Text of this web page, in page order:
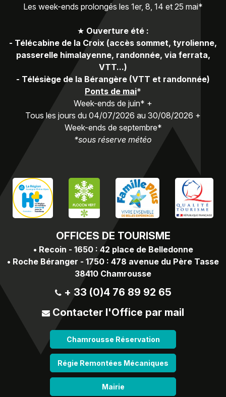
OFFICES DE TOURISME
• Recoin - 1650 : 42 place de Belledonne
• Roche Béranger - 1750 : 478 avenue du Père Tasse
38410 Chamrousse
+ 33 (0)4 76 89 92 65
Contacter l'Office par mail
Chamrousse Réservation
Régie Remontées Mécaniques
Mairie
Les week-ends prolongés les 1er, 8, 14 et 25 mai*
★ Ouverture été :
- Télécabine de la Croix (accès sommet, tyrolienne,
passerelle himalayenne, randonnée, via ferrata,
VTT...)
- Télésiège de la Bérangère (VTT et randonnée)
Ponts de mai*
Week-ends de juin* +
Tous les jours du 04/07/2026 au 30/08/2026 +
Week-ends de septembre*
*sous réserve météo